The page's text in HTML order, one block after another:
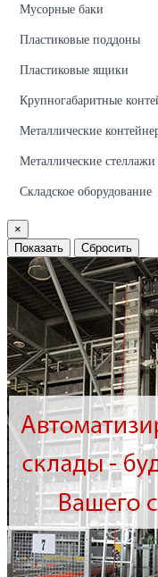
Мусорные баки
Пластиковые поддоны
Пластиковые ящики
Крупногабаритные
Металлические
Металлические стеллажи
Складское оборудование
×
Показать
Сбросить